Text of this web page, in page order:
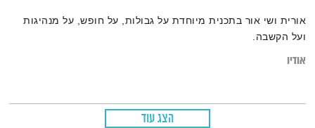
אורית ושי אור בתכנית מיוחדת על גבולות, על חופש, על מנהיגות
ועל הקשבה.
אודיו
הצג עוד